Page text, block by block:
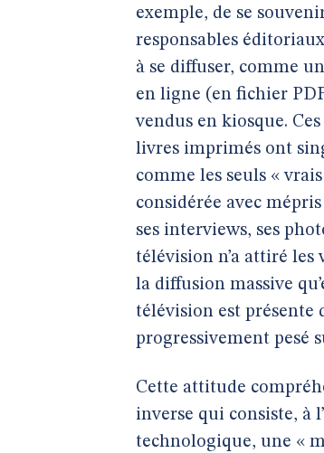
exemple, de se
responsables
à se diffuser, comme
en ligne (en fichier
vendus en kiosque.
livres imprimés ont
comme les seuls «
considérée avec
ses interviews, ses
télévision n’a attiré les
la diffusion massive
télévision est présente
progressivement pesé
Cette attitude
inverse qui consiste, à
technologique, une «